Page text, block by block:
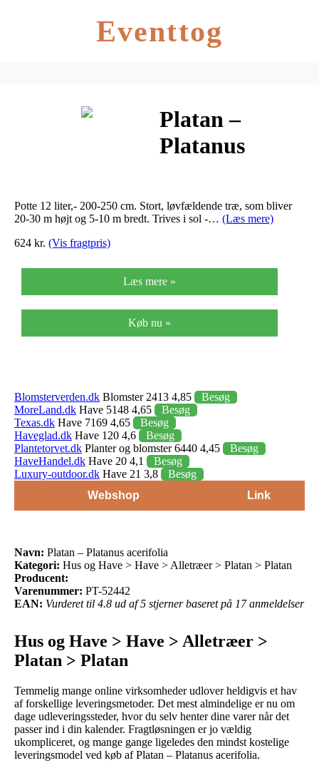
Eventtog
Platan –
Platanus
Potte 12 liter,- 200-250 cm. Stort, løvfældende træ, som bliver
20-30 m højt og 5-10 m bredt. Trives i sol -… (Læs mere)
624 kr. (Vis fragtpris)
Læs mere »
Køb nu »
Blomsterverden.dk Blomster 2413 4,85
Besøg
MoreLand.dk Have 5148 4,65
Besøg
Texas.dk Have 7169 4,65
Besøg
Haveglad.dk Have 120 4,6
Besøg
Plantetorvet.dk Planter og blomster 6440 4,45
Besøg
HaveHandel.dk Have 20 4,1
Besøg
Luxury-outdoor.dk Have 21 3,8
Besøg
Webshop
Link
Navn: Platan – Platanus acerifolia
Kategori: Hus og Have > Have > Alletræer > Platan > Platan
Producent:
Varenummer: PT-52442
EAN: Vurderet til 4.8 ud af 5 stjerner baseret på 17 anmeldelser
Hus og Have > Have > Alletræer >
Platan > Platan
Temmelig mange online virksomheder udlover heldigvis et hav
af forskellige leveringsmetoder. Det mest almindelige er nu om
dage udleveringssteder, hvor du selv henter dine varer når det
passer ind i din kalender. Fragtløsningen er jo vældig
ukompliceret, og mange gange ligeledes den mindst kostelige
leveringsmodel ved køb af Platan – Platanus acerifolia.